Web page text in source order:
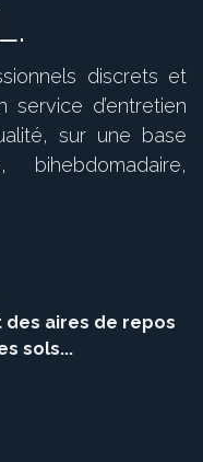
discrets et
d’entretien
sur une base
bihebdomadaire,
aires de repos
sols...